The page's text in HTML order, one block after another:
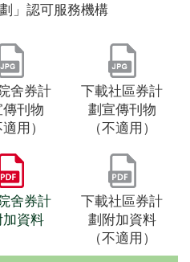
」認可服務機構
舍券計
傳刊物
適用）
下載社區券計
劃宣傳刊物
（不適用）
舍券計
加資料
下載社區券計
劃附加資料
（不適用）